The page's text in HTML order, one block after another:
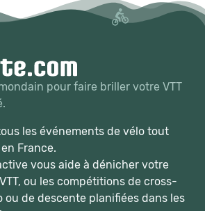
pour faire briller votre VTT
les événements de vélo tout
France.
vous aide à dénicher votre
ou les compétitions de cross-
de descente planifiées dans les